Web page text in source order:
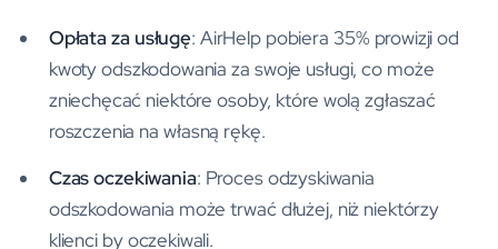
Opłata za usługę: AirHelp pobiera 35% prowizji od
kwoty odszkodowania za swoje usługi, co może
zniechęcać niektóre osoby, które wolą zgłaszać
roszczenia na własną rękę.
Czas oczekiwania: Proces odzyskiwania
odszkodowania może trwać dłużej, niż niektórzy
klienci by oczekiwali.